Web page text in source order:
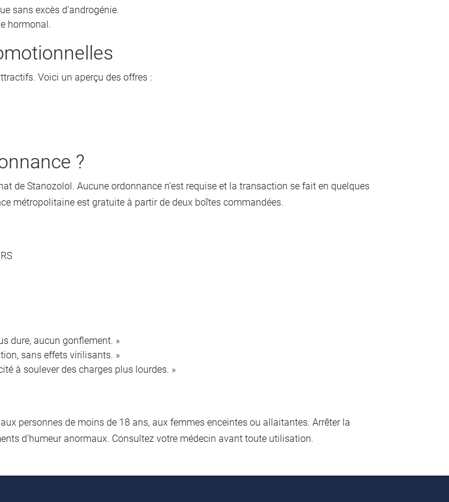
sans excès d’androgénie.
hormonal.
Voici un aperçu des offres :
?
de Stanozolol. Aucune ordonnance n’est requise et la transaction se fait en quelques
métropolitaine est gratuite à partir de deux boîtes commandées.
dure, aucun gonflement. »
sans effets virilisants. »
à soulever des charges plus lourdes. »
personnes de moins de 18 ans, aux femmes enceintes ou allaitantes. Arrêter la
d’humeur anormaux. Consultez votre médecin avant toute utilisation.